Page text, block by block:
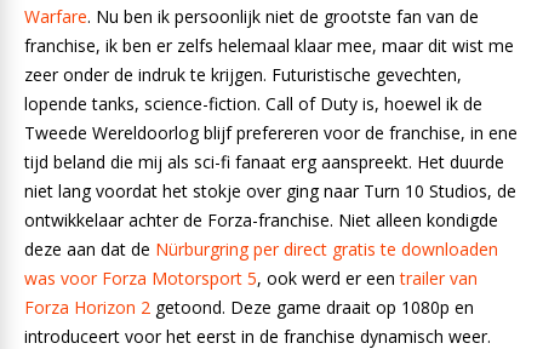
Warfare. Nu ben ik persoonlijk niet de grootste fan van de
franchise, ik ben er zelfs helemaal klaar mee, maar dit wist me
zeer onder de indruk te krijgen. Futuristische gevechten,
lopende tanks, science-fiction. Call of Duty is, hoewel ik de
Tweede Wereldoorlog blijf prefereren voor de franchise, in ene
tijd beland die mij als sci-fi fanaat erg aanspreekt. Het duurde
niet lang voordat het stokje over ging naar Turn 10 Studios, de
ontwikkelaar achter de Forza-franchise. Niet alleen kondigde
deze aan dat de Nürburgring per direct gratis te downloaden
was voor Forza Motorsport 5, ook werd er eentrailer van
Forza Horizon 2 getoond. Deze game draait op 1080p en
introduceert voor het eerst in de franchise dynamisch weer.